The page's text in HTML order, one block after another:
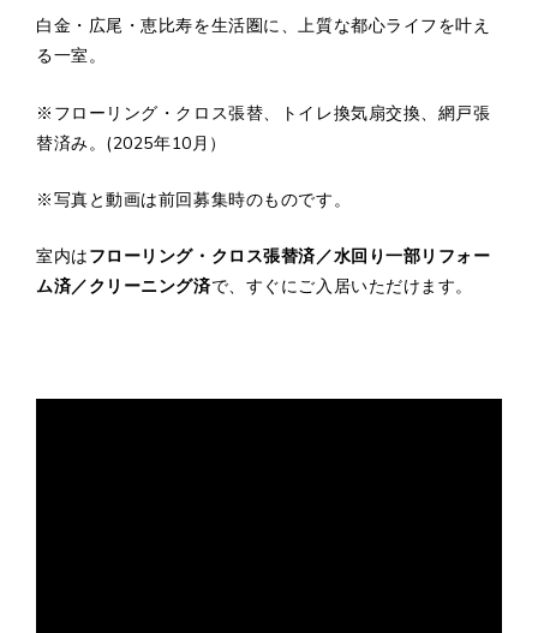
白金・広尾・恵比寿を生活圏に、上質な都心ライフを叶え
る一室。
※フローリング・クロス張替、トイレ換気扇交換、網戸張
替済み。(2025年10月）
※写真と動画は前回募集時のものです。
室内はフローリング・クロス張替済／水回り一部リフォー
ム済／クリーニング済で、すぐにご入居いただけます。